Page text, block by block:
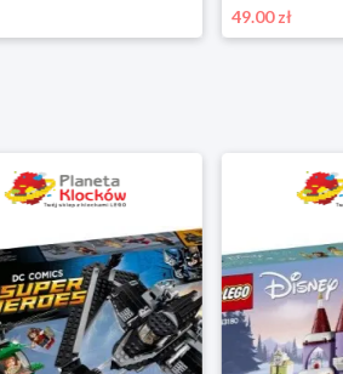
49.00 zł